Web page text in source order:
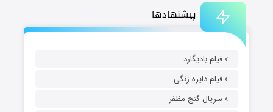
پیشنهادها
فیلم بادیگارد
فیلم دایره زنگی
سریال گنج مظفر